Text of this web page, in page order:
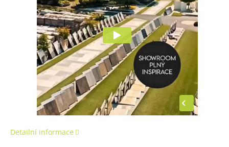
Detailní informace